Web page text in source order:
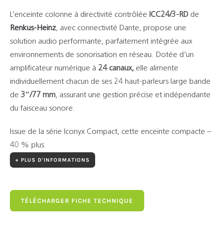
L’enceinte colonne à directivité contrôlée ICC24/3-RD de
Renkus-Heinz, avec connectivité Dante, propose une
solution audio performante, parfaitement intégrée aux
environnements de sonorisation en réseau. Dotée d’un
amplificateur numérique à 24 canaux,elle alimente
individuellement chacun de ses 24 haut-parleurs large bande
de 3″/77 mm, assurant une gestion précise et indépendante
du faisceau sonore.
Issue de la série Iconyx Compact, cette enceinte compacte –
40 % plus
+ PLUS D'INFORMATIONS
TÉLÉCHARGER FICHE TECHNIQUE